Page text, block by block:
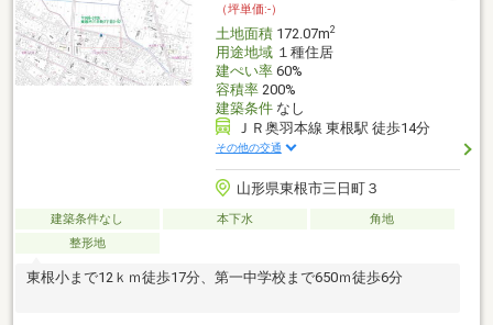
（坪単価:-）
土地面積172.07m2
用途地域１種住居
建ぺい率60%
容積率200%
建築条件なし
ＪＲ奥羽本線 東根駅 徒歩14分
その他の交通
山形県東根市三日町３
建築条件なし 本下水
角地
整形地
東根小まで12ｋｍ徒歩17分、第一中学校まで650ｍ徒歩6分